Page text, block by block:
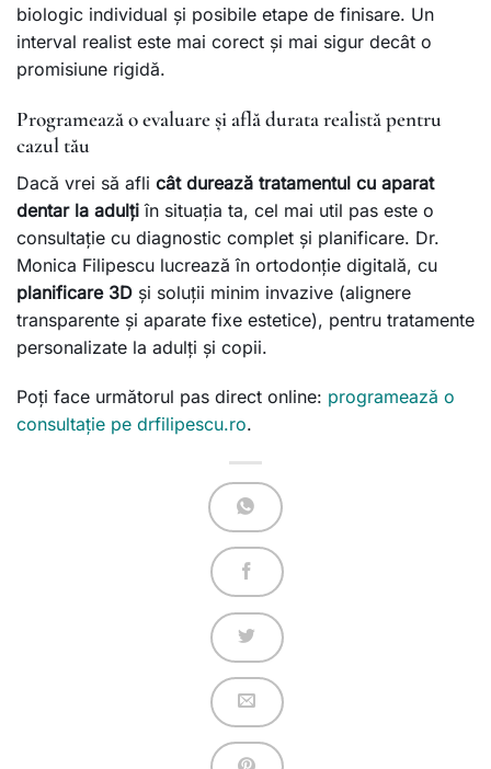
biologic individual și posibile etape de finisare. Un
interval realist este mai corect și mai sigur decât o
promisiune rigidă.
Programează o evaluare și află durata realistă pentru
cazul tău
Dacă vrei să afli cât durează tratamentul cu aparat
dentar la adulți în situația ta, cel mai util pas este o
consultație cu diagnostic complet și planificare. Dr.
Monica Filipescu lucrează în ortodonție digitală, cu
planificare 3D și soluții minim invazive (alignere
transparente și aparate fixe estetice), pentru tratamente
personalizate la adulți și copii.
Poți face următorul pas direct online: programează o
consultație pe drfilipescu.ro.